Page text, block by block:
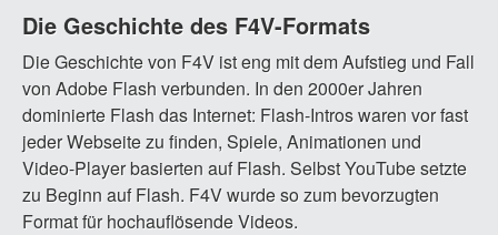
Die Geschichte des F4V-Formats
Die Geschichte von F4V ist eng mit dem Aufstieg und Fall
von Adobe Flash verbunden. In den 2000er Jahren
dominierte Flash das Internet: Flash-Intros waren vor fast
jeder Webseite zu finden, Spiele, Animationen und
Video-Player basierten auf Flash. Selbst YouTube setzte
zu Beginn auf Flash. F4V wurde so zum bevorzugten
Format für hochauflösende Videos.